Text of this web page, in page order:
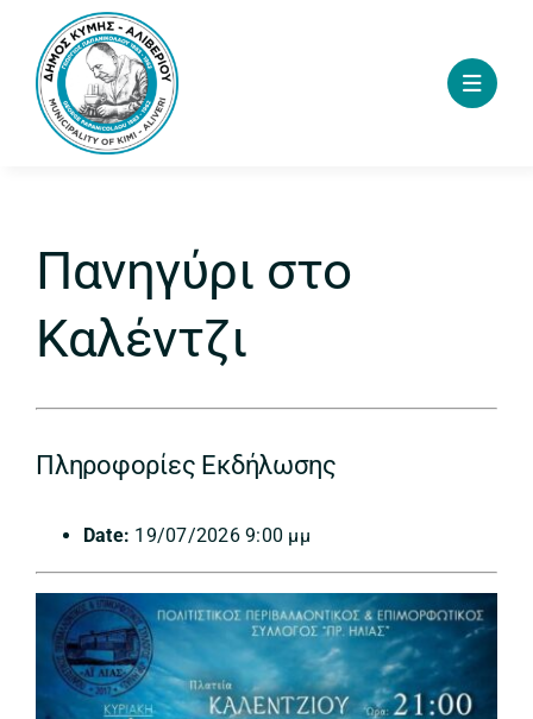
content
Πανηγύρι στο
Καλέντζι
Πληροφορίες Εκδήλωσης
Date: 19/07/2026 9:00 μμ